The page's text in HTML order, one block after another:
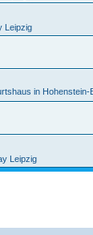
Leipzig
in
Leipzig